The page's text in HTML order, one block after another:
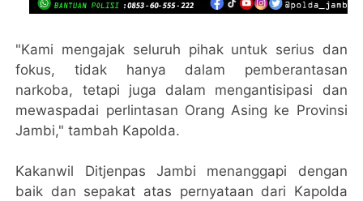
"Kami mengajak seluruh pihak untuk serius dan
fokus, tidak hanya dalam pemberantasan
narkoba, tetapi juga dalam mengantisipasi dan
mewaspadai perlintasan Orang Asing ke Provinsi
Jambi," tambah Kapolda.
Kakanwil Ditjenpas Jambi menanggapi dengan
baik dan sepakat atas pernyataan dari Kapolda